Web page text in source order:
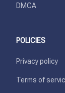
DMCA
POLICIES
Privacy policy
Terms of